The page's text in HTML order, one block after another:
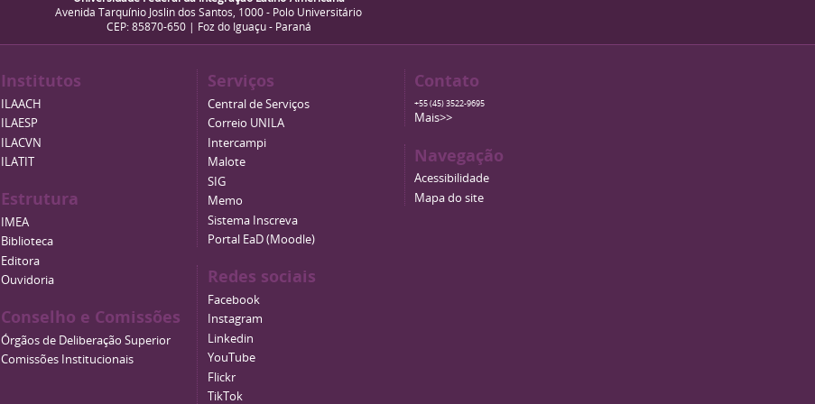
Avenida Tarquínio Joslin dos Santos, 1000 - Polo Universitário
CEP: 85870-650 | Foz do Iguaçu - Paraná
Institutos
ILAACH
ILAESP
ILACVN
ILATIT
Estrutura
IMEA
Biblioteca
Editora
Ouvidoria
Conselho e Comissões
Órgãos de Deliberação Superior
Comissões Institucionais
Serviços
Central de Serviços
Correio UNILA
Intercampi
Malote
SIG
Memo
Sistema Inscreva
Portal EaD (Moodle)
Redes sociais
Facebook
Instagram
Linkedin
YouTube
Flickr
TikTok
Contato
+55 (45) 3522-9695
Mais>>
Navegação
Acessibilidade
Mapa do site